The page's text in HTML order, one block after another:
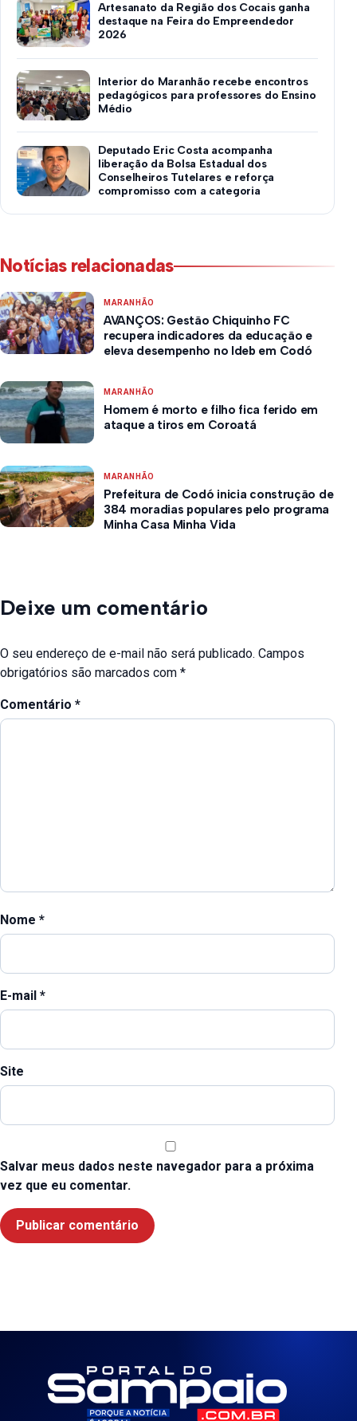
Artesanato da Região dos Cocais ganha
destaque na Feira do Empreendedor
2026
Interior do Maranhão recebe encontros
pedagógicos para professores do Ensino
Médio
Deputado Eric Costa acompanha
liberação da Bolsa Estadual dos
Conselheiros Tutelares e reforça
compromisso com a categoria
Notícias relacionadas
MARANHÃO
AVANÇOS: Gestão Chiquinho FC
recupera indicadores da educação e
eleva desempenho no Ideb em Codó
MARANHÃO
Homem é morto e filho fica ferido em
ataque a tiros em Coroatá
MARANHÃO
Prefeitura de Codó inicia construção de
384 moradias populares pelo programa
Minha Casa Minha Vida
Deixe um comentário
O seu endereço de e-mail não será publicado. Campos
obrigatórios são marcados com *
Comentário *
Nome *
E-mail *
Site
Salvar meus dados neste navegador para a próxima
vez que eu comentar.